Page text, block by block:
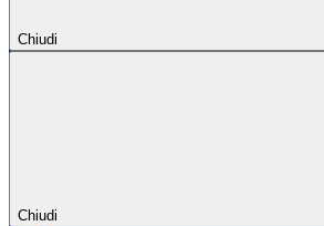
Chiudi
Chiudi